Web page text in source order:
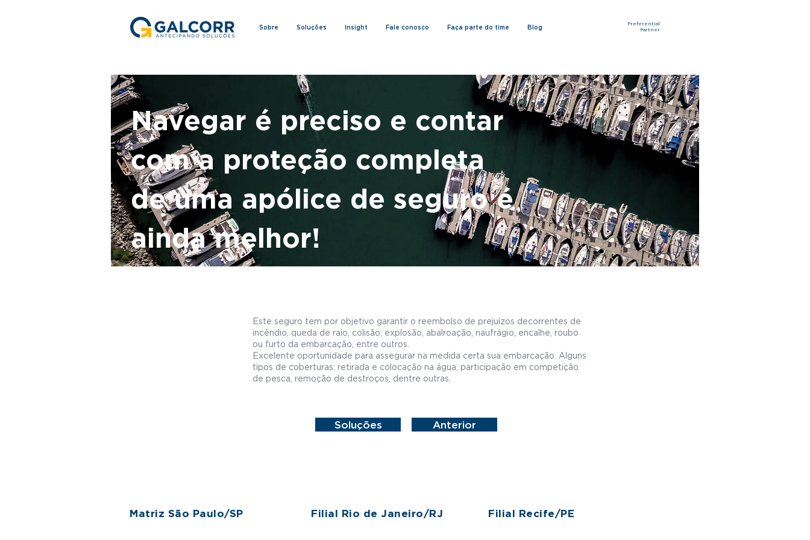
Sobre Soluções Insight Fale conosco Faça parte do time Blog
Preferential
Partner
Navegar é preciso e contar
com a proteção completa
de uma apólice de seguro é
ainda melhor!
Este seguro tem por objetivo garantir o reembolso de prejuízos decorrentes de
incêndio, queda de raio, colisão, explosão, abalroação, naufrágio, encalhe, roubo
ou furto da embarcação, entre outros.
Excelente oportunidade para assegurar na medida certa sua embarcação. Alguns
tipos de coberturas: retirada e colocação na água, participação em competição
de pesca, remoção de destroços, dentre outras.
Soluções Anterior
Matriz São Paulo/SP Filial Rio de Janeiro/RJ Filial Recife/PE